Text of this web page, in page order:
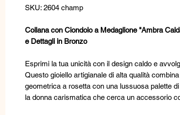
SKU: 2604 champ
Collana con Ciondolo a Medaglione "Ambra
e Dettagli in Bronzo
Esprimi la tua unicità con il design caldo e
Questo gioiello artigianale di alta qualità
geometrica a rosetta con una lussuosa palette
la donna carismatica che cerca un accessorio